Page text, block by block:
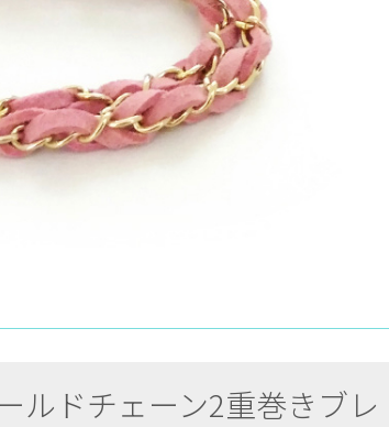
ルドチェーン2重巻きブレ